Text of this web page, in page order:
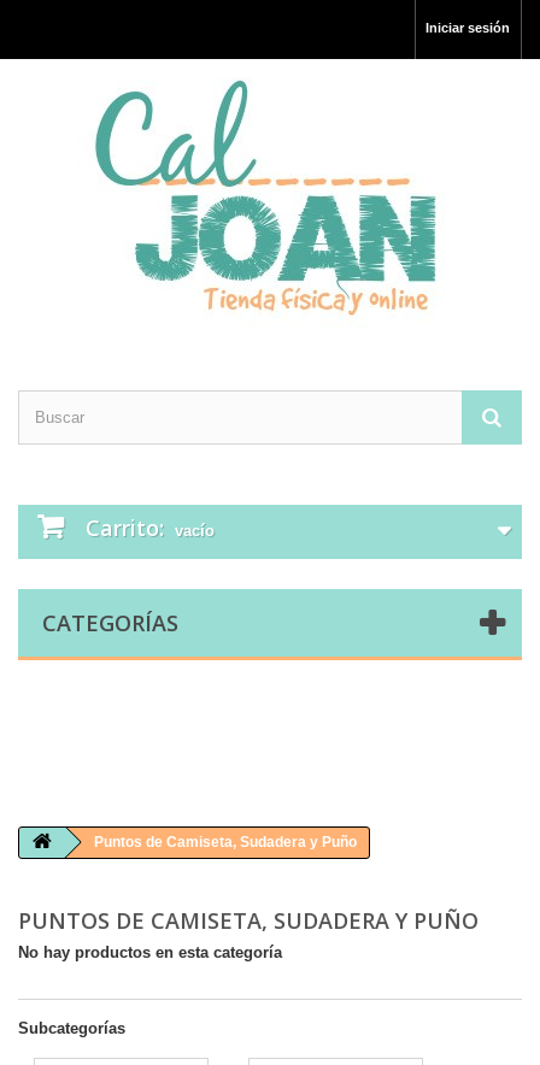
Iniciar sesión
Carrito: vacío
CATEGORÍAS
Puntos de Camiseta, Sudadera y Puño
PUNTOS DE CAMISETA, SUDADERA Y PUÑO
No hay productos en esta categoría
Subcategorías